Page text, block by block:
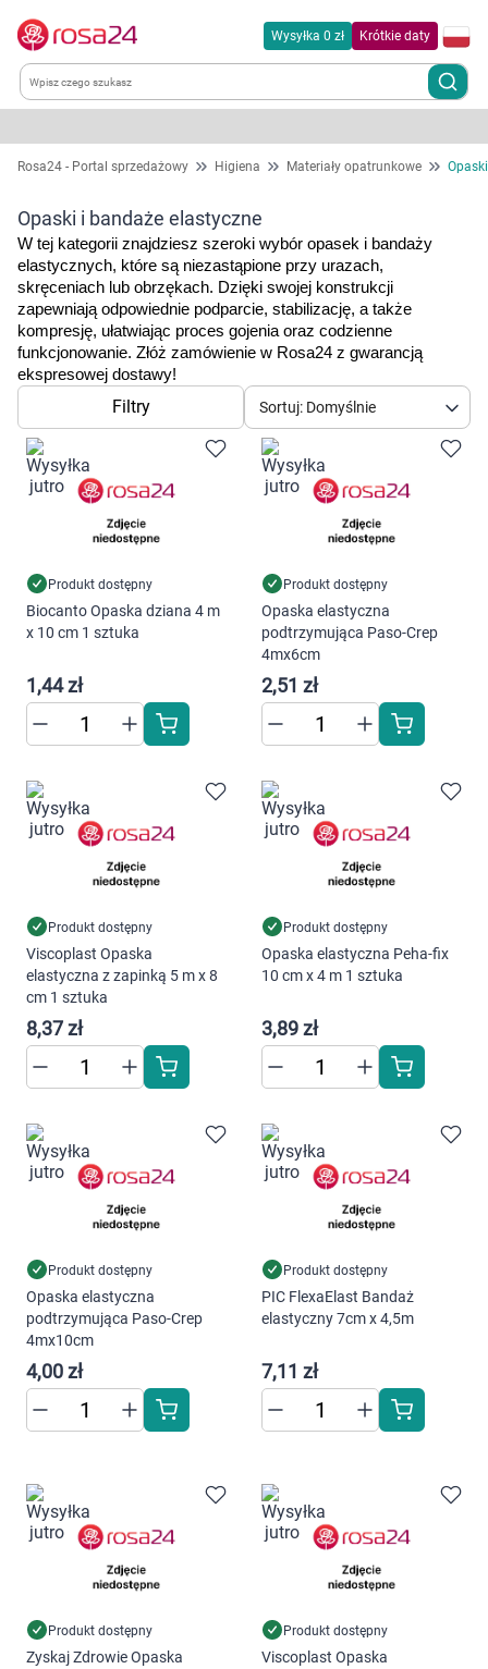
Wysyłka 0 zł Krótkie daty
Kategorie
Chemia gospodarcza
Dla zwierząt
Dom i ogród
Zdrowie
Kobieta w ciąży i mama
Dziecko
Kosmetyki
Zdrowy styl życia
Sprzęt medyczny
Motoryzacja
Grupy produktowe
Marki
Rosa24 - Portal sprzedażowy Higiena Materiały opatrunkowe
Opaski i bandaże elastyczne
W tej kategorii znajdziesz szeroki wybór opasek i bandaży
elastycznych, które są niezastąpione przy urazach,
skręceniach lub obrzękach. Dzięki swojej konstrukcji
zapewniają odpowiednie podparcie, stabilizację, a także
kompresję, ułatwiając proces gojenia oraz codzienne
funkcjonowanie. Złóż zamówienie w Rosa24 z gwarancją
ekspresowej dostawy!
Filtry Sortuj: Domyślnie
Produkt dostępny
Biocanto Opaska dziana 4 m
x 10 cm 1 sztuka
1,44 zł
Produkt dostępny
Opaska elastyczna
podtrzymująca Paso-Crep
4mx6cm
2,51 zł
Produkt dostępny
Viscoplast Opaska
elastyczna z zapinką 5 m x 8
cm 1 sztuka
8,37 zł
Produkt dostępny
Opaska elastyczna Peha-fix
10 cm x 4 m 1 sztuka
3,89 zł
Produkt dostępny
Opaska elastyczna
podtrzymująca Paso-Crep
4mx10cm
4,00 zł
Produkt dostępny
PIC FlexaElast Bandaż
elastyczny 7cm x 4,5m
7,11 zł
Produkt dostępny
Zyskaj Zdrowie Opaska
Produkt dostępny
Viscoplast Opaska